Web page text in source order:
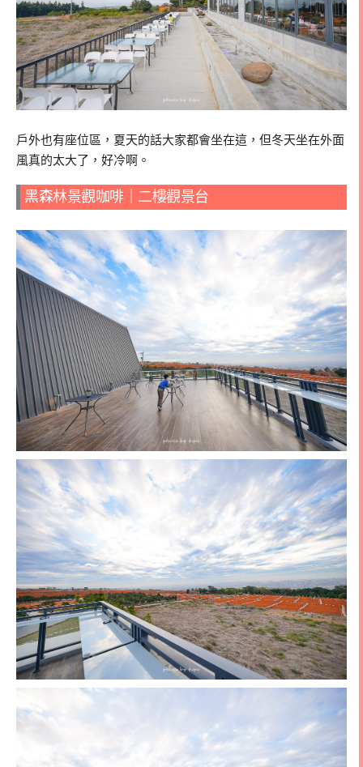
戶外也有座位區，夏天的話大家都會坐在這，但冬天坐在外面
風真的太大了，好冷啊。
黑森林景觀咖啡｜二樓觀景台